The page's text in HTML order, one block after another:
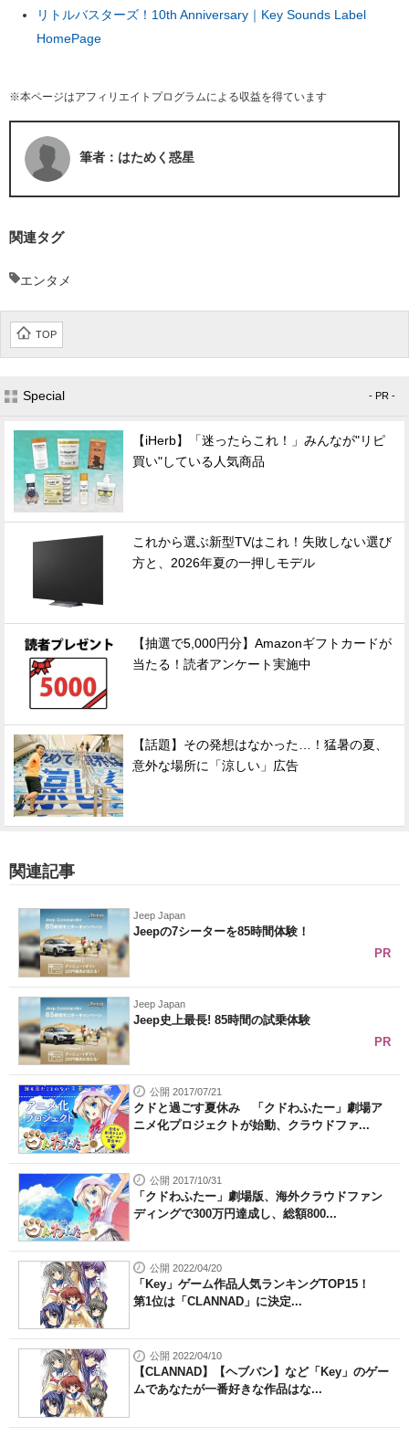
リトルバスターズ！10th Anniversary｜Key Sounds Label
HomePage
※本ページはアフィリエイトプログラムによる収益を得ています
筆者：はためく惑星
関連タグ
エンタメ
TOP
Special - PR -
【iHerb】「迷ったらこれ！」みんなが"リピ
買い"している人気商品
これから選ぶ新型TVはこれ！失敗しない選び
方と、2026年夏の一押しモデル
【抽選で5,000円分】Amazonギフトカードが
当たる！読者アンケート実施中
【話題】その発想はなかった…！猛暑の夏、
意外な場所に「涼しい」広告
関連記事
Jeep Japan
Jeepの7シーターを85時間体験！
PR
Jeep Japan
Jeep史上最長! 85時間の試乗体験
PR
公開 2017/07/21
クドと過ごす夏休み 「クドわふたー」劇場ア
ニメ化プロジェクトが始動、クラウドファ...
公開 2017/10/31
「クドわふたー」劇場版、海外クラウドファン
ディングで300万円達成し、総額800...
公開 2022/04/20
「Key」ゲーム作品人気ランキングTOP15！
第1位は「CLANNAD」に決定...
公開 2022/04/10
【CLANNAD】【ヘブバン】など「Key」のゲー
ムであなたが一番好きな作品はな...